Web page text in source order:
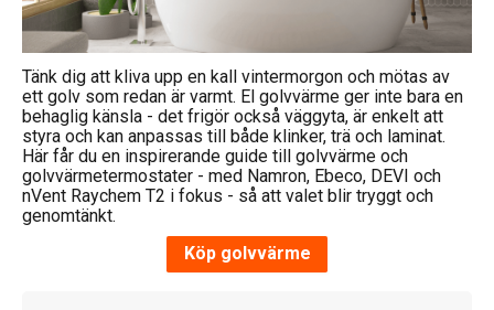
Tänk dig att kliva upp en kall vintermorgon och mötas av
ett golv som redan är varmt. El golvvärme ger inte bara en
behaglig känsla - det frigör också väggyta, är enkelt att
styra och kan anpassas till både klinker, trä och laminat.
Här får du en inspirerande guide till golvvärme och
golvvärmetermostater - med Namron, Ebeco, DEVI och
nVent Raychem T2 i fokus - så att valet blir tryggt och
genomtänkt.
Köp golvvärme